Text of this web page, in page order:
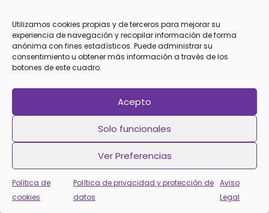
Utilizamos cookies propias y de terceros para mejorar su
experiencia de navegación y recopilar información de forma
anónima con fines estadísticos. Puede administrar su
consentimiento u obtener más información a través de los
botones de este cuadro.
Acepto
Solo funcionales
Ver Preferencias
Política de
cookies
Política de privacidad y protección de
datos
Aviso
Legal